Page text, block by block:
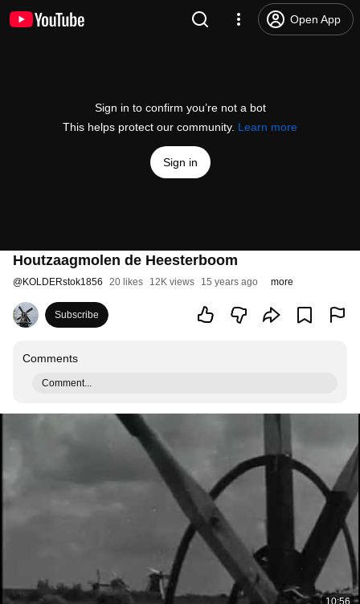
Open App
Sign in to confirm you’re not a bot
This helps protect our community. Learn more
Sign in
Houtzaagmolen de Heesterboom
@KOLDERstok1856 20 likes 12K views 15 years ago more
Subscribe
Comments
Comment...
10:56